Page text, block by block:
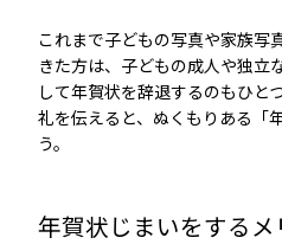
これまで子どもの写真や家族写
きた方は、子どもの成人や独立
して年賀状を辞退するのもひと
礼を伝えると、ぬくもりある「
う。
年賀状じまいをするメ